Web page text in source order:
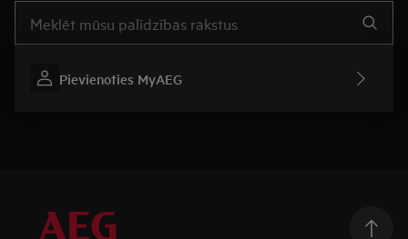
Pievienoties MyAEG